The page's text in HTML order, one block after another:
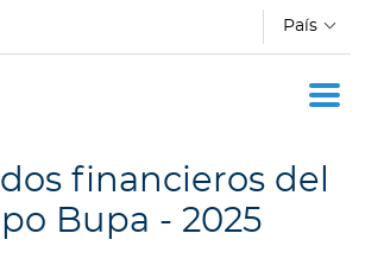
País
financieros del
Bupa - 2025